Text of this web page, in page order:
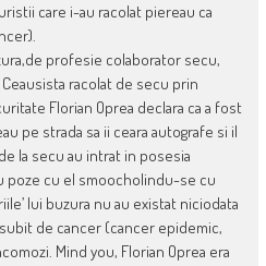
care i-au racolat piereau ca
profesie colaborator secu,
racolat de secu prin
Florian Oprea declara ca a fost
pe strada sa ii ceara autografe si il
la secu au intrat in posesia
poze cu el smoocholindu-se cu
lui buzura nu au existat niciodata
de cancer (cancer epidemic,
Mind you, Florian Oprea era